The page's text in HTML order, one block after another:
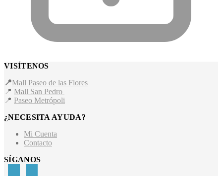
VISÍTENOS
📍Mall Paseo de las Flores
📍 Mall San Pedro
📍 Paseo Metrópoli
¿NECESITA AYUDA?
Mi Cuenta
Contacto
SÍGANOS